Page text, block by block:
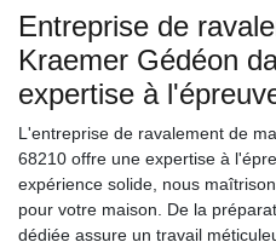
Entreprise de
Kraemer Gédéon
expertise à
L'entreprise de ravalement de
68210 offre une expertise à
expérience solide, nous
pour votre maison. De la
dédiée assure un travail